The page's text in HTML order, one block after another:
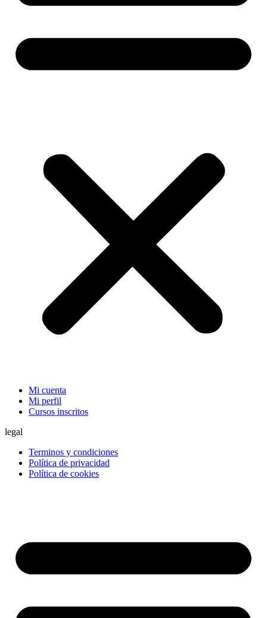
Mi cuenta
Mi perfil
Cursos inscritos
legal
Terminos y condiciones
Política de privacidad
Política de cookies